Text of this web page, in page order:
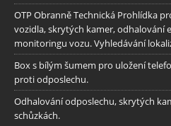
OTP Obranně Technická Prohlídka
vozidla, skrytých kamer, odhalování
monitoringu vozu. Vyhledávání
Box s bílým šumem pro uložení
proti odposlechu.
Odhalování odposlechu, skrytých
schůzkách.